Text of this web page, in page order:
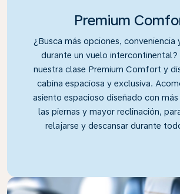
Premium
¿Busca más opciones, conveniencia
durante un vuelo intercontinental?
nuestra clase Premium Comfort y
cabina espaciosa y exclusiva.
asiento espacioso diseñado con
las piernas y mayor reclinación,
relajarse y descansar durante